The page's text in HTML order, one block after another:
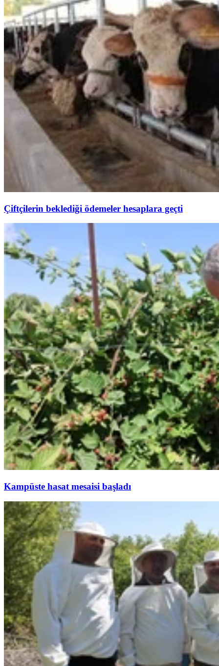
Çiftçilerin beklediği ödemeler hesaplara geçti
Kampüste hasat mesaisi başladı